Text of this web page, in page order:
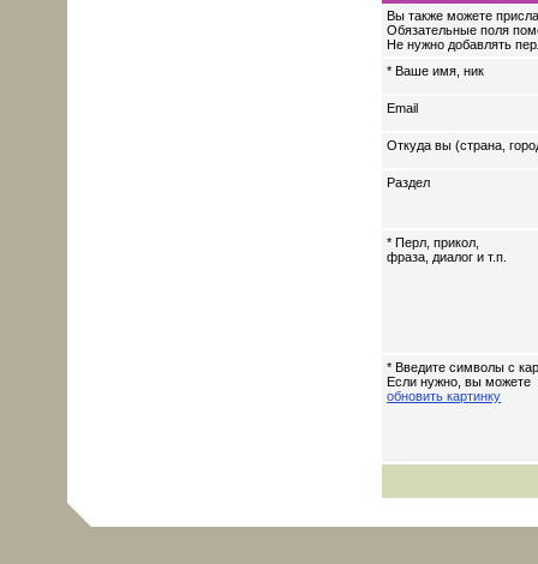
Вы также можете
Обязательные поля
Не нужно добавлять
* Ваше имя, ник
Email
Откуда вы (страна,
Раздел
* Перл, прикол,
фраза, диалог и т.п.
* Введите символы с
Если нужно, вы можете
обновить картинку